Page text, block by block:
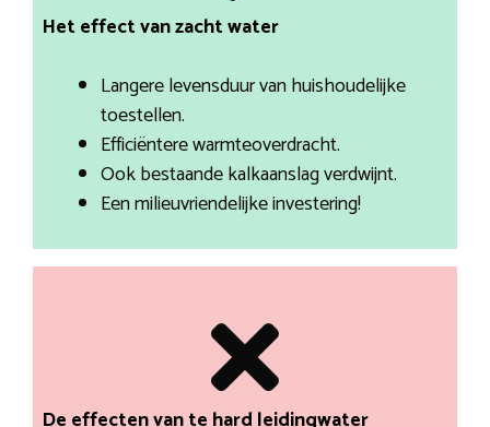
Het effect van zacht water
Langere levensduur van huishoudelijke
toestellen.
Efficiëntere warmteoverdracht.
Ook bestaande kalkaanslag verdwijnt.
Een milieuvriendelijke investering!